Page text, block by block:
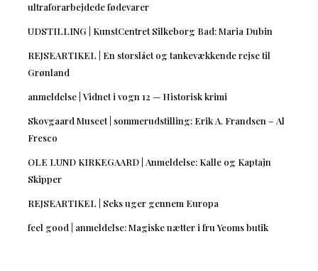
ultraforarbejdede fødevarer
UDSTILLING | KunstCentret Silkeborg Bad: Maria Dubin
REJSEARTIKEL | En storslået og tankevækkende rejse til
Grønland
anmeldelse | Vidnet i vogn 12 — Historisk krimi
Skovgaard Museet | sommerudstilling: Erik A. Frandsen – Al
Fresco
OLE LUND KIRKEGAARD | Anmeldelse: Kalle og Kaptajn
Skipper
REJSEARTIKEL | Seks uger gennem Europa
feel good | anmeldelse: Magiske nætter i fru Yeoms butik